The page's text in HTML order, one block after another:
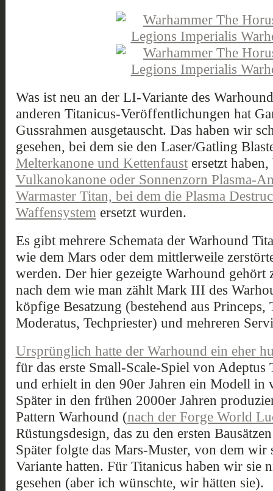
Was ist neu an der LI-Variante des
anderen Titanicus-Veröffentlichungen hat
Gussrahmen ausgetauscht. Das haben wir
gesehen, bei dem sie den Laser/Gatling
Melterkanone und Kettenfaustersetzt
Vulkanokanone oder Sonnenzorn Plasma-
Warmaster Titan, bei dem die Plasma
Waffensystem ersetzt wurden.
Es gibt mehrere Schemata der Warhound
wie dem Mars oder dem mittlerweile
werden. Der hier gezeigte Warhound gehört
nach dem wie man zählt Mark III des
köpfige Besatzung (bestehend aus
Moderatus, Techpriester) und mehreren
Ursprünglich hatte der Warhound ein eher
für das erste Small-Scale-Spiel von
und erhielt in den 90er Jahren ein Modell
Später in den frühen 2000er Jahren
Pattern Warhound (nach der Forge World
Rüstungsdesign, das zu den ersten
Später folgte das Mars-Muster, von dem wir
Variante hatten. Für Titanicus haben wir sie
gesehen (aber ich wünschte, wir hätten sie).